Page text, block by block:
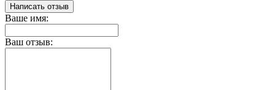
Написать отзыв
Ваше имя:
Ваш отзыв: